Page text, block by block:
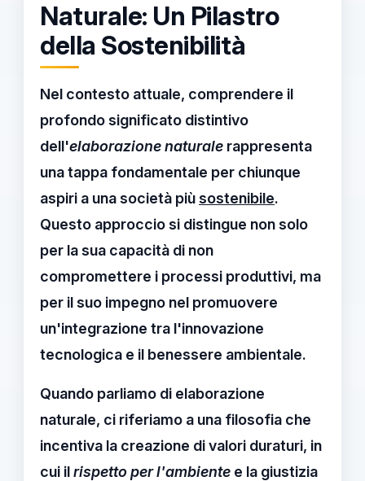
Naturale: Un Pilastro
della Sostenibilità
Nel contesto attuale, comprendere il
profondosignificato distintivo
dell'elaborazione naturale rappresenta
una tappa fondamentale per chiunque
aspiri a una società piùsostenibile.
Questo approccio si distingue non solo
per la sua capacità di non
compromettere i processi produttivi, ma
per il suo impegno nel promuovere
un'integrazione tra l'innovazione
tecnologica e il benessere ambientale.
Quando parliamo di elaborazione
naturale, ci riferiamo a una filosofia che
incentiva la creazione di valori duraturi, in
cui ilrispetto per l'ambiente e la giustizia